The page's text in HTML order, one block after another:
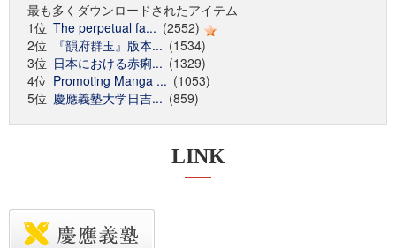
最も多くダウンロードされたアイテム
1位 The perpetual fa... (2552)
2位
『韻府群玉』版本... (1534)
3位 日本における赤痢... (1329)
4位 Promoting Manga ... (1053)
5位 慶應義塾大学日吉... (859)
LINK